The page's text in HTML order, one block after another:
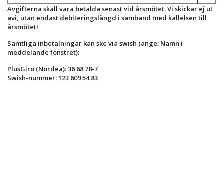
Avgifterna skall vara betalda senast vid årsmötet. Vi skickar ej ut
avi, utan endast debiteringslängd i samband med kallelsen till
årsmötet!
Samtliga inbetalningar kan ske via swish (ange: Namn i
meddelande fönstret):
PlusGiro (Nordea): 36 68 78-7
Swish-nummer: 123 609 54 83